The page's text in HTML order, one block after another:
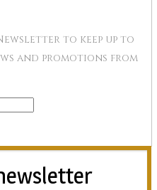
to keep up to
and promotions from